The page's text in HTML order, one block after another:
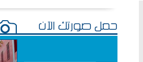
حمّل صورتك الآن